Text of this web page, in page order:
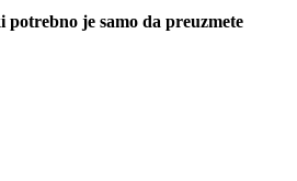
je samo da preuzmete